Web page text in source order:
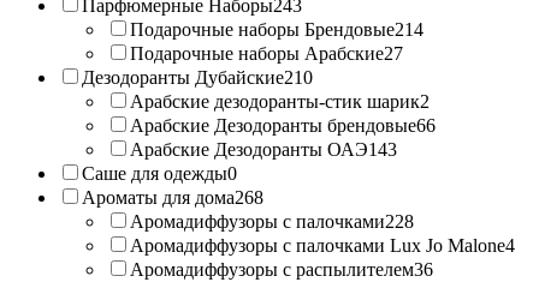
Парфюмерные Наборы243
Подарочные наборы Брендовые214
Подарочные наборы Арабские27
Дезодоранты Дубайские210
Арабские дезодоранты-стик шарик2
Арабские Дезодоранты брендовые66
Арабские Дезодоранты ОАЭ143
Саше для одежды0
Ароматы для дома268
Аромадиффузоры с палочками228
Аромадиффузоры с палочками Lux Jo Malone4
Аромадиффузоры с распылителем36